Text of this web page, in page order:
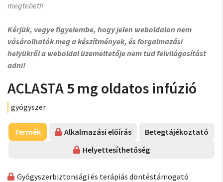
megteheti!
Kérjük, vegye figyelembe, hogy jelen weboldalon nem
vásárolhatók meg a készítmények, és forgalmazási
helyükről a weboldal üzemeltetője nem tud felvilágosítást
adni!
ACLASTA 5 mg oldatos infúzió
gyógyszer
Termék Alkalmazási előírás
Betegtájékoztató
Helyettesíthetőség
Gyógyszerbiztonsági és terápiás döntéstámogató